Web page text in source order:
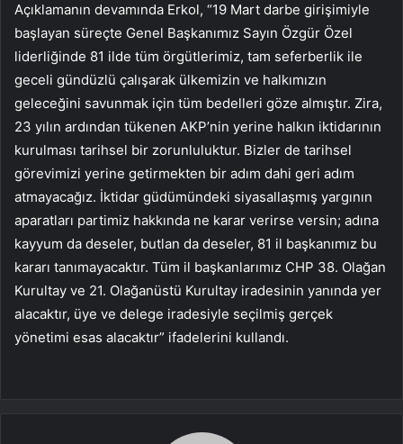
Açıklamanın devamında Erkol, “19 Mart darbe girişimiyle
başlayan süreçte Genel Başkanımız Sayın Özgür Özel
liderliğinde 81 ilde tüm örgütlerimiz, tam seferberlik ile
geceli gündüzlü çalışarak ülkemizin ve halkımızın
geleceğini savunmak için tüm bedelleri göze almıştır. Zira,
23 yılın ardından tükenen AKP’nin yerine halkın iktidarının
kurulması tarihsel bir zorunluluktur. Bizler de tarihsel
görevimizi yerine getirmekten bir adım dahi geri adım
atmayacağız. İktidar güdümündeki siyasallaşmış yargının
aparatları partimiz hakkında ne karar verirse versin; adına
kayyum da deseler, butlan da deseler, 81 il başkanımız bu
kararı tanımayacaktır. Tüm il başkanlarımız CHP 38. Olağan
Kurultay ve 21. Olağanüstü Kurultay iradesinin yanında yer
alacaktır, üye ve delege iradesiyle seçilmiş gerçek
yönetimi esas alacaktır” ifadelerini kullandı.